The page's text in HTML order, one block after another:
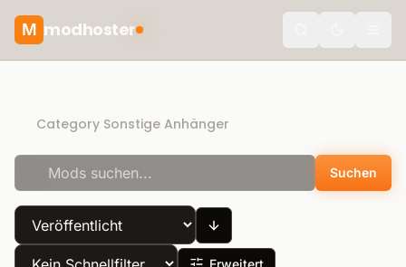
M modhoster
Category Sonstige Anhänger
Suchen
Erweitert